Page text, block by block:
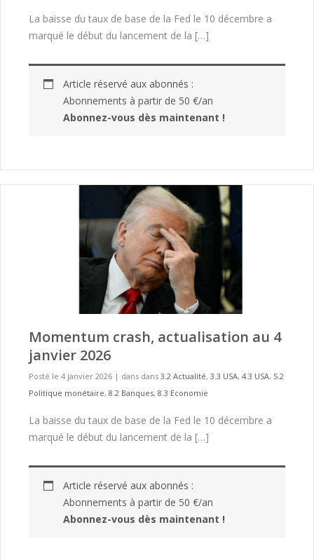
La baisse du taux de base de la Fed le 10 décembre a
marqué le début du lancement de la […]
Article réservé aux abonnés :
Abonnements à partir de 50 €/an
Abonnez-vous dès maintenant !
Momentum crash, actualisation au 4
janvier 2026
Posté le 4 janvier 2026 | dans dans 3.2 Actualité, 3.3 USA, 4.3 USA, 5.2
Politique monétaire, 8.2 Banques, 8.3 Economie
La baisse du taux de base de la Fed le 10 décembre a
marqué le début du lancement de la […]
Article réservé aux abonnés :
Abonnements à partir de 50 €/an
Abonnez-vous dès maintenant !